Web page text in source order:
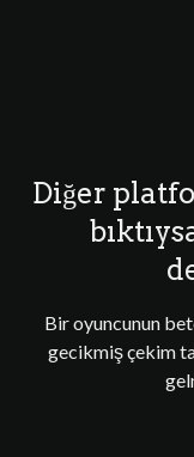
Diğer
Bir oyuncunun
gecikmiş çekim